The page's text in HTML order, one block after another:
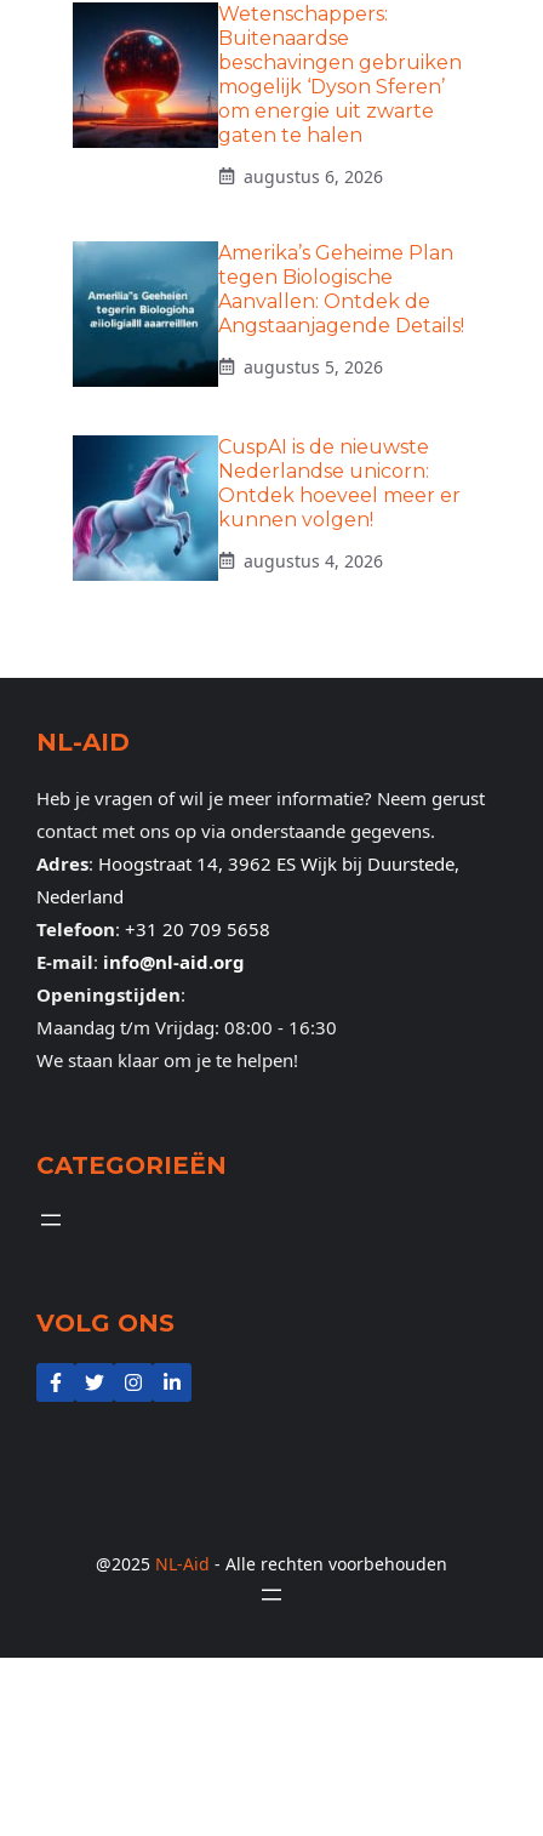
Wetenschappers:
Buitenaardse
beschavingen gebruiken
mogelijk ‘Dyson Sferen’
om energie uit zwarte
gaten te halen
augustus 6, 2026
Amerika’s Geheime Plan
tegen Biologische
Aanvallen: Ontdek de
Angstaanjagende Details!
augustus 5, 2026
CuspAI is de nieuwste
Nederlandse unicorn:
Ontdek hoeveel meer er
kunnen volgen!
augustus 4, 2026
NL-AID
Heb je vragen of wil je meer informatie? Neem gerust
contact met ons op via onderstaande gegevens.
Adres: Hoogstraat 14, 3962 ES Wijk bij Duurstede,
Nederland
Telefoon: +31 20 709 5658
E-mail: info@nl-aid.org
Openingstijden:
Maandag t/m Vrijdag: 08:00 - 16:30
We staan klaar om je te helpen!
CATEGORIEËN
VOLG ONS
@2025 NL-Aid - Alle rechten voorbehouden